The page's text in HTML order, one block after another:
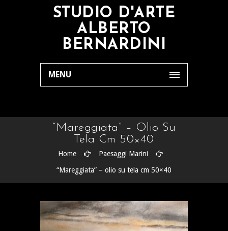
STUDIO D'ARTE
ALBERTO
BERNARDINI
MENU
“Mareggiata” – Olio Su
Tela Cm 50×40
Home
Paesaggi Marini
“Mareggiata” – olio su tela cm 50×40